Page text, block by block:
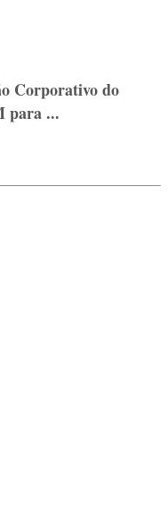
Corporativo do
para ...